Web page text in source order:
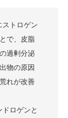
ストロゲン
で、皮脂
過剰分泌
物の原因
れが改善
ドロゲンと